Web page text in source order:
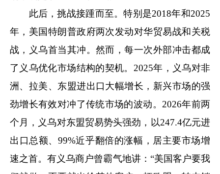
此后，挑战接踵而至。特别是2018年和2025
年，美国特朗普政府两次发动对华贸易战和关税
战，义乌首当其冲。然而，每一次外部冲击都成
了义乌优化市场结构的契机。2025年，义乌对非
洲、拉美、东盟进出口大幅增长，新兴市场的强
劲增长有效对冲了传统市场的波动。2026年前两
个月，义乌对东盟贸易势头强劲，以247.4亿元进
出口总额、99%近乎翻倍的涨幅，居主要市场增
速之首。有义乌商户曾霸气地讲：“美国客户要我